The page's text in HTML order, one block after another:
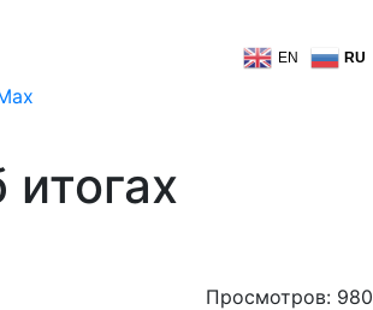
EN RU
Просмотров: 980